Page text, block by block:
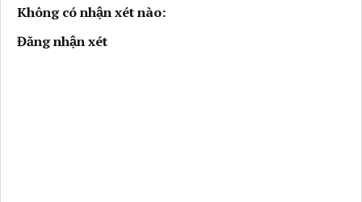
Không có nhận xét nào:
Đăng nhận xét